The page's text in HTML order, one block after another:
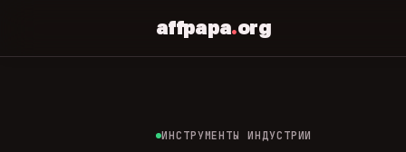
affpapa.org
ИНСТРУМЕНТЫ ИНДУСТРИИ